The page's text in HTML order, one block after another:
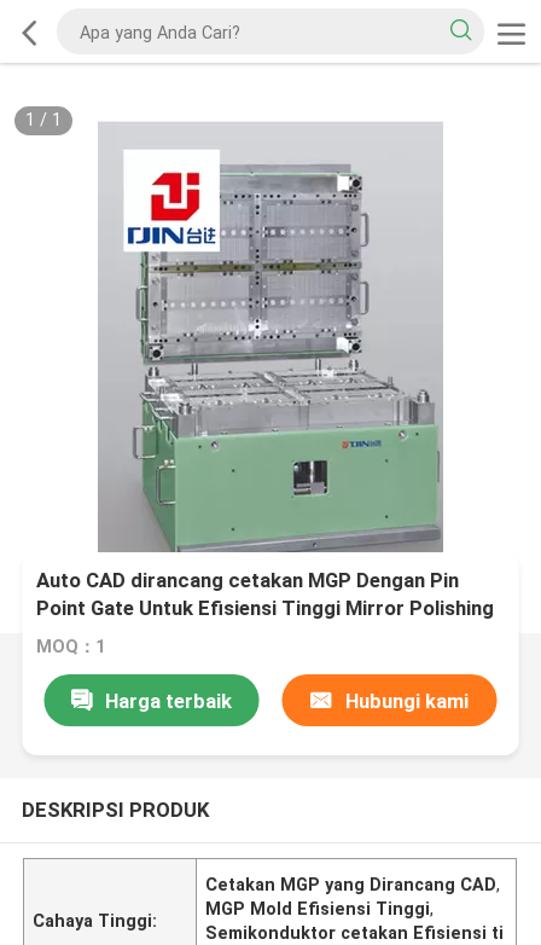
1 / 1
Auto CAD dirancang cetakan MGP Dengan Pin
Point Gate Untuk Efisiensi Tinggi Mirror Polishing
MOQ：1
Harga terbaik Hubungi kami
DESKRIPSI PRODUK
Cahaya Tinggi:
Cetakan MGP yang Dirancang CAD,
MGP Mold Efisiensi Tinggi,
Semikonduktor cetakan Efisiensi ti